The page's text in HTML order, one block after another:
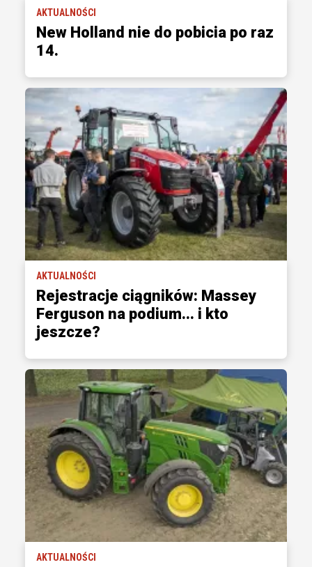
AKTUALNOŚCI
New Holland nie do pobicia po raz
14.
AKTUALNOŚCI
Rejestracje ciągników: Massey
Ferguson na podium... i kto
jeszcze?
AKTUALNOŚCI